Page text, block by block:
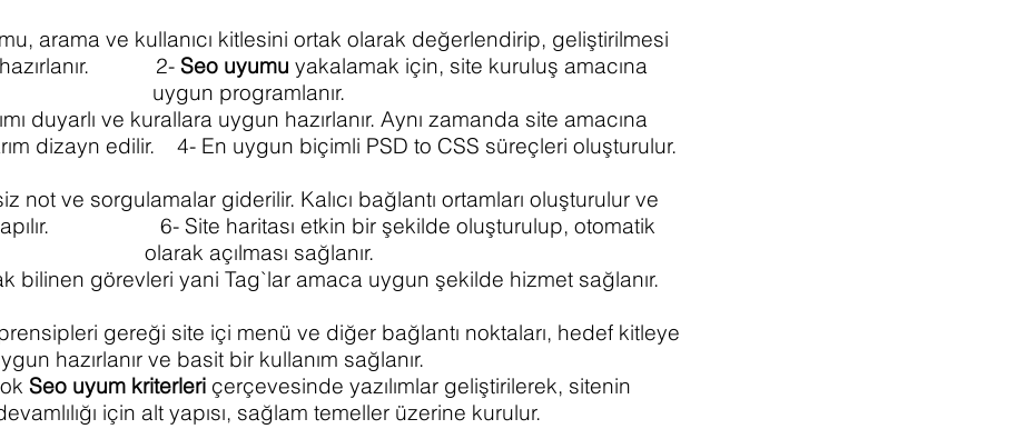
arama ve kullanıcı kitlesini ortak olarak değerlendirip, geliştirilmesi
hazırlanır. 2- Seo uyumu yakalamak için, site kuruluş amacına
uygun programlanır.
duyarlı ve kurallara uygun hazırlanır. Aynı zamanda site amacına
dizayn edilir. 4- En uygun biçimli PSD to CSS süreçleri oluşturulur.
not ve sorgulamalar giderilir. Kalıcı bağlantı ortamları oluşturulur ve
yapılır. 6- Site haritası etkin bir şekilde oluşturulup, otomatik
olarak açılması sağlanır.
bilinen görevleri yani Tag`lar amaca uygun şekilde hizmet sağlanır.
gereği site içi menü ve diğer bağlantı noktaları, hedef kitleye
hazırlanır ve basit bir kullanım sağlanır.
Seo uyum kriterleri çerçevesinde yazılımlar geliştirilerek, sitenin
için alt yapısı, sağlam temeller üzerine kurulur.